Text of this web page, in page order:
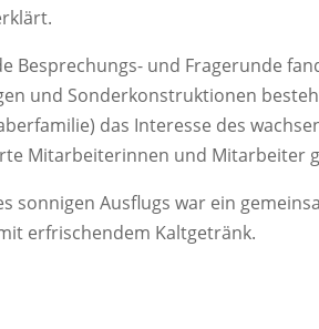
Besprechungs- und Fragerunde
und Sonderkonstruktionen
das Interesse des
Mitarbeiterinnen und Mitarbeiter
sonnigen Ausflugs war ein
erfrischendem Kaltgetränk.